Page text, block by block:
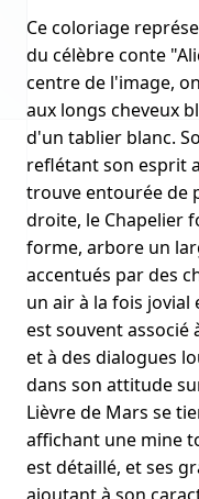
Ce coloriage
du célèbre conte
centre de l'image,
aux longs cheveux
d'un tablier blanc.
reflétant son esprit
trouve entourée de
droite, le Chapelier
forme, arbore un
accentués par des
un air à la fois jovial
est souvent
et à des dialogues
dans son attitude
Lièvre de Mars se
affichant une mine
est détaillé, et ses